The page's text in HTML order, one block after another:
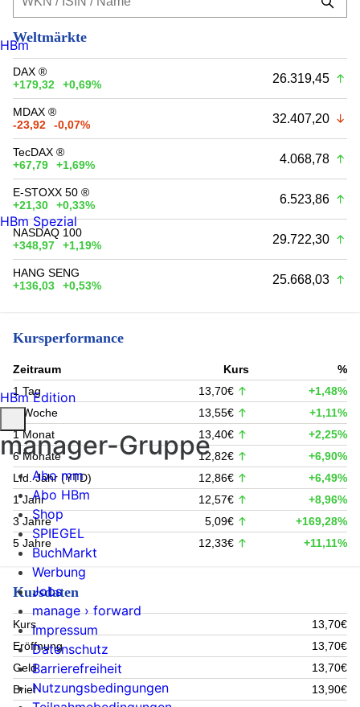
Weltmärkte
DAX ®
+179,32
+0,69% 26.319,45
MDAX ®
-23,92
-0,07% 32.407,20
TecDAX ®
+67,79
+1,69% 4.068,78
E-STOXX 50 ®
+21,30
+0,33% 6.523,86
NASDAQ 100
+348,97
+1,19% 29.722,30
HANG SENG
+136,03
+0,53% 25.668,03
Kursperformance
Zeitraum Kurs
%
1 Tag
13,70€
+1,48%
1 Woche
13,55€
+1,11%
1 Monat
13,40€
+2,25%
6 Monate
12,82€
+6,90%
Lfd. Jahr (YTD)
12,86€
+6,49%
1 Jahr
12,57€
+8,96%
3 Jahre
5,09€
+169,28%
5 Jahre
12,33€ +11,11%
Kursdaten
Kurs
13,70€
Eröffnung
13,70€
Geld
13,70€
Brief
13,90€
HBm
HBm Spezial
HBm Edition
manager-Gruppe
Abo mm
Abo HBm
Shop
SPIEGEL
BuchMarkt
Werbung
Jobs
manage › forward
Impressum
Datenschutz
Barrierefreiheit
Nutzungsbedingungen